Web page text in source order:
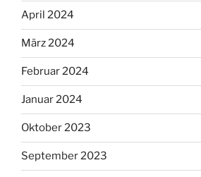
April 2024
März 2024
Februar 2024
Januar 2024
Oktober 2023
September 2023